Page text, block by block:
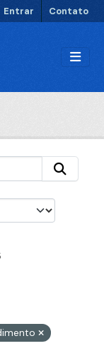
Entrar Contato